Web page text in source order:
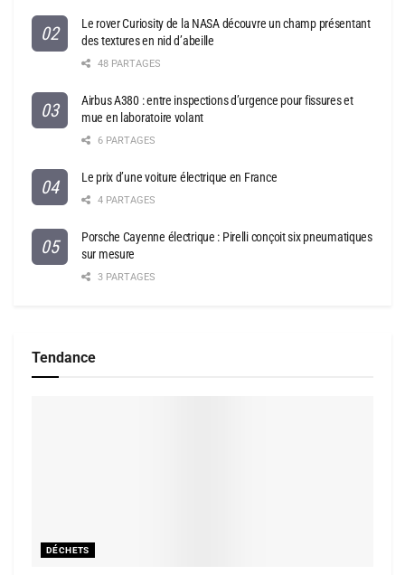
Le rover Curiosity de la NASA découvre un champ présentant
des textures en nid d’abeille
48 PARTAGES
Airbus A380 : entre inspections d’urgence pour fissures et
mue en laboratoire volant
6 PARTAGES
Le prix d’une voiture électrique en France
4 PARTAGES
Porsche Cayenne électrique : Pirelli conçoit six pneumatiques
sur mesure
3 PARTAGES
Tendance
DÉCHETS